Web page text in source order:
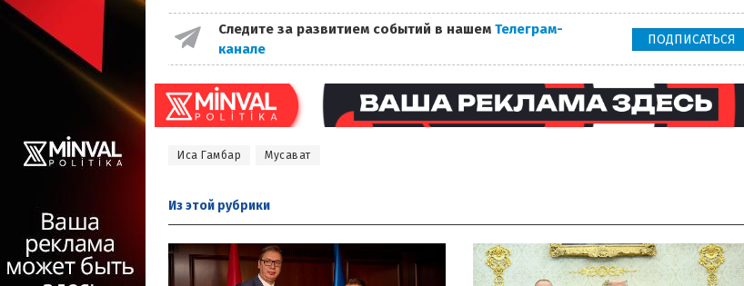
Следите за развитием событий в нашем Телеграм-
канале
ПОДПИСАТЬСЯ
Иса Гамбар Мусават
Из этой рубрики